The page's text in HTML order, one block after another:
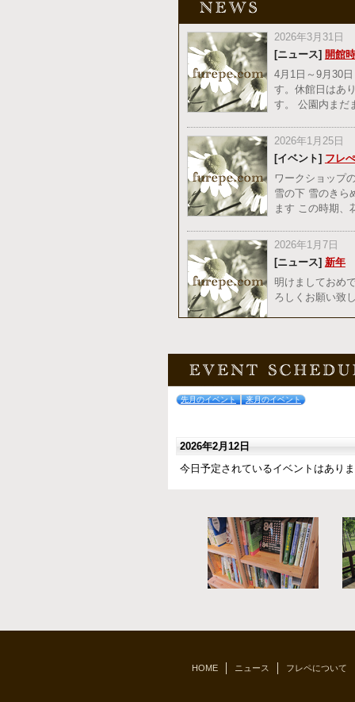
2026年3月31日
[ニュース] 開館
4月1日～9月30
す。休館日はあ
す。 公園内ま
2026年1月25日
[イベント] フレ
ワークショップ
雪の下 雪のきら
ます この時期
2026年1月7日
[ニュース] 新年
明けましておめ
ろしくお願い致
[ニュース]年末
本年もガーデニ
ございました。
[ニュース]お問
のでご利用くだ
ブログロール
下川町の公式ホームページです。
先月のイベント 来月のイベント
2026年2月12日
今日予定されているイベントはあり
HOME ニュース フレペについて